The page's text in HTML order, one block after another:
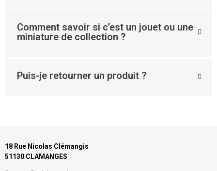
Comment savoir si c’est un jouet ou une
miniature de collection ?
Puis-je retourner un produit ?
18 Rue Nicolas Clémangis
51130 CLAMANGES